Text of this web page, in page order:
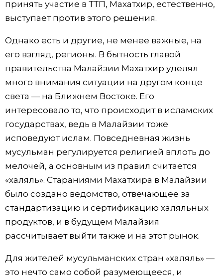
принять участие в ТТП, Махатхир, естественно,
выступает против этого решения.
Однако есть и другие, не менее важные, на
его взгляд, регионы. В бытность главой
правительства Малайзии Махатхир уделял
много внимания ситуации на другом конце
света — на Ближнем Востоке. Его
интересовало то, что происходит в исламских
государствах, ведь в Малайзии тоже
исповедуют ислам. Повседневная жизнь
мусульман регулируется религией вплоть до
мелочей, а основным из правил считается
«халяль». Стараниями Махатхира в Малайзии
было создано ведомство, отвечающее за
стандартизацию и сертификацию халяльных
продуктов, и в будущем Малайзия
рассчитывает выйти также и на этот рынок.
Для жителей мусульманских стран «халяль» —
это нечто само собой разумеющееся, и